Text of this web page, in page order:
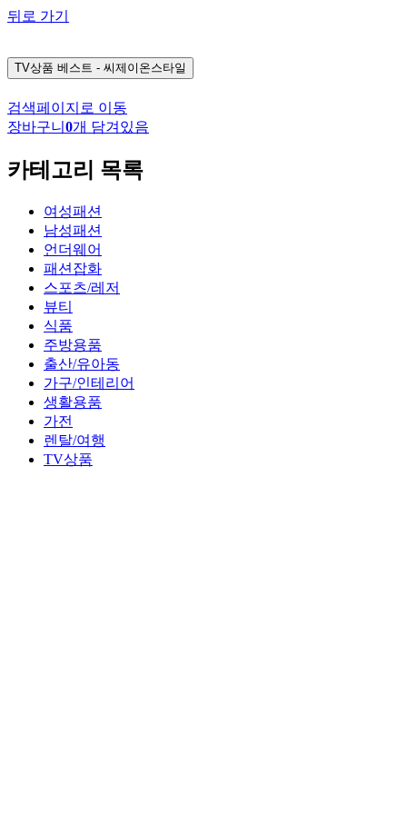
뒤로 가기
TV상품 베스트 - 씨제이온스타일
검색페이지로 이동
장바구니 0개 담겨있음
카테고리 목록
여성패션
남성패션
언더웨어
패션잡화
스포츠/레저
뷰티
식품
주방용품
출산/유아동
가구/인테리어
생활용품
가전
렌탈/여행
TV상품